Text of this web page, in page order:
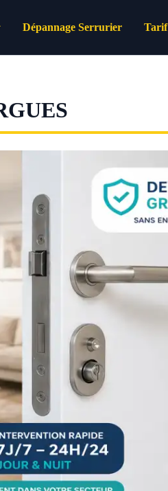
Dépannage Serrurier Tarif